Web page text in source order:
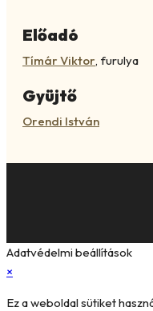
Előadó
Tímár Viktor, furulya
Gyüjtő
Orendi István
Adatvédelmi beállítások
×
Ez a weboldal sütiket